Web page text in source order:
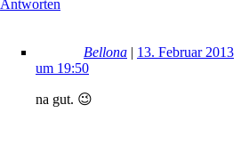
Antworten
Bellona | 13. Februar 2013
um 19:50
na gut. 😉